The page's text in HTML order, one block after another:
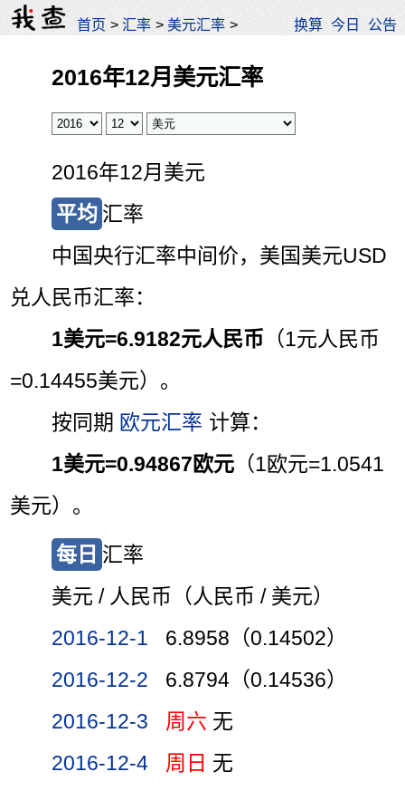
首页 >汇率 >美元汇率 > 换算 今日 公告
2016年12月美元汇率
2016年12月美元
平均 汇率
中国央行汇率中间价，美国美元USD
兑人民币汇率：
1美元=6.9182元人民币 （1元人民币
=0.14455美元）。
按同期 欧元汇率 计算：
1美元=0.94867欧元 （1欧元=1.0541
美元）。
每日 汇率
美元 / 人民币（人民币 / 美元）
2016-12-1
6.8958（0.14502）
2016-12-2
6.8794（0.14536）
2016-12-3
周六 无
2016-12-4
周日 无